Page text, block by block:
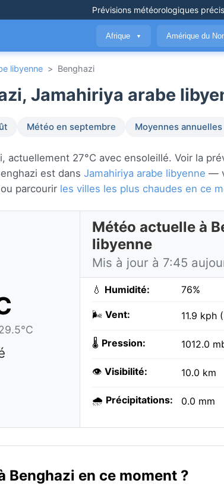
Prévisions météorologiques
Afrique ▼ Amérique du
libyenne > Benghazi
Jamahiriya arabe
Météo en septembre Moyennes annuelles
actuellement 27°C avec ensoleillé. Voir la
est dans Jamahiriya arabe libyenne —
parcourir les villes les plus chaudes en ce
Météo actuelle à
libyenne
Mis à jour à 7:45
💧 Humidité: 76%
🌬️ Vent: 11.9 kph
🌡️ Pression: 1012.0
👁️ Visibilité: 10.0 km
🌧️ Précipitations: 0.0 mm
Benghazi en ce moment ?